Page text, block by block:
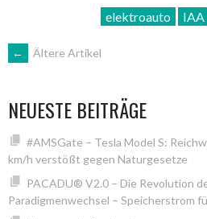
elektroauto IAA
← Ältere Artikel
NEUESTE BEITRÄGE
#AMSGate – Tesla Model S:
km/h verstößt gegen Naturgesetze
PACADU® V2.0 – Die Revolution
Paradigmenwechsel – Speicherstrom